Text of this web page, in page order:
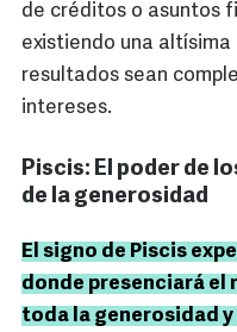
de créditos o asuntos
existiendo una
resultados sean
intereses.
Piscis: El poder de
de la generosidad
El signo de Piscis
donde presenciará
toda la generosidad